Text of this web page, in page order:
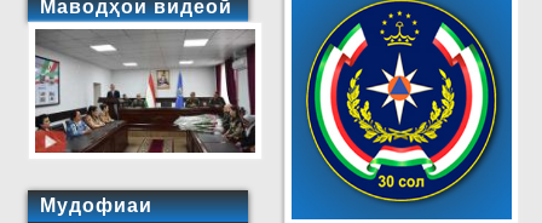
Маводҳои видеоӣ
Мудофиаи